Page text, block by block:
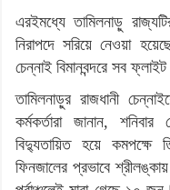
এরইমধ্যে তামিলনাড়ু
নিরাপদে সরিয়ে নেওয়া
চেন্নাই বিমানবন্দরে সব
তামিলনাড়ুর রাজধানী
কর্মকর্তারা জানান,
বিদ্যুতায়িত হয়ে কমপক্ষে
ফিনজালের প্রভাবে